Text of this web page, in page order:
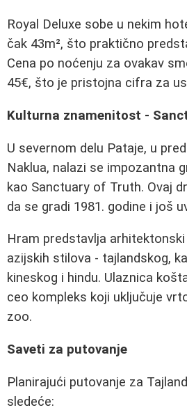
Royal Deluxe sobe u nekim
čak 43m², što praktično
Cena po noćenju za ovakav
45€, što je pristojna cifra za
Kulturna znamenitost -
U severnom delu Pataje, u
Naklua, nalazi se impozantna
kao Sanctuary of Truth. Ovaj
da se gradi 1981. godine i još
Hram predstavlja
azijskih stilova - tajlandskog,
kineskog i hindu. Ulaznica
ceo kompleks koji uključuje
zoo.
Saveti za putovanje
Planirajući putovanje za
sledeće: